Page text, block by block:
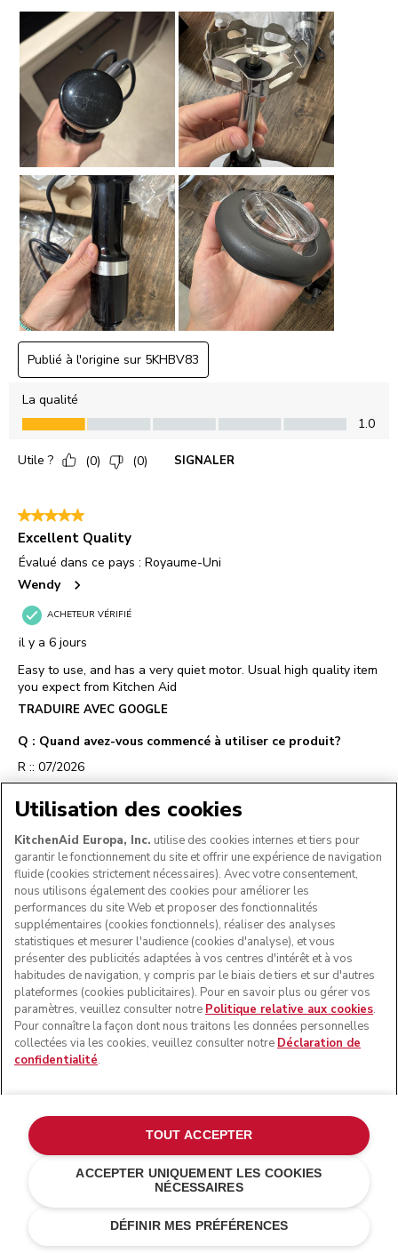
€ 179,00
Économies de
Utilisation des cookies
KitchenAid Europa, Inc. utilise des cookies internes et tiers pour
garantir le fonctionnement du site et offrir une expérience de navigation
fluide (cookies strictement nécessaires). Avec votre consentement,
nous utilisons également des cookies pour améliorer les
performances du site Web et proposer des fonctionnalités
supplémentaires (cookies fonctionnels), réaliser des analyses
statistiques et mesurer l'audience (cookies d'analyse), et vous
présenter des publicités adaptées à vos centres d'intérêt et à vos
habitudes de navigation, y compris par le biais de tiers et sur d'autres
plateformes (cookies publicitaires). Pour en savoir plus ou gérer vos
paramètres, veuillez consulter notre Politique relative aux cookies.
Pour connaître la façon dont nous traitons les données personnelles
collectées via les cookies, veuillez consulter notre Déclaration de
confidentialité.
DÉFINIR MES PRÉFÉRENCES
ACCEPTER UNIQUEMENT LES COOKIES
NÉCESSAIRES
TOUT ACCEPTER